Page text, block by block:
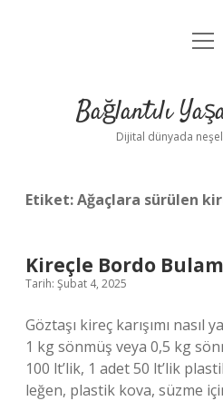
Yasal
Bağlantılı
Dijital dünyada
Etiket:Ağaçlara sürülen
Kireçle Bordo
Tarih: Şubat 4, 2025
Göztaşı kireç karışımı nasıl
1 kg sönmüş veya 0,5 kg
100 lt’lik, 1 adet 50 lt’lik
leğen, plastik kova, süzme